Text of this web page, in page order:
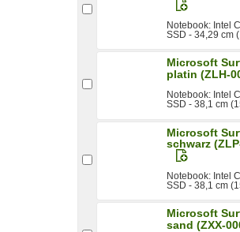
Notebook: Intel
SSD - 34,29 cm
Microsoft
platin (ZLH-
Notebook: Intel
SSD - 38,1 cm
Microsoft
schwarz
Notebook: Intel
SSD - 38,1 cm
Microsoft
sand (ZXX-